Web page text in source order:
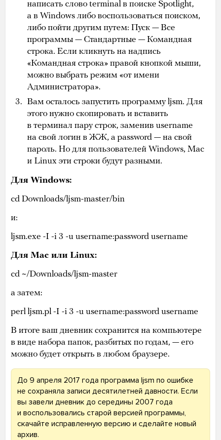
написать слово terminal в поиске Spotlight,
а в Windows либо воспользоваться поиском,
либо пойти другим путем: Пуск — Все
программы — Стандартные — Командная
строка. Если кликнуть на надпись
«Командная строка» правой кнопкой мыши,
можно выбрать режим «от имени
Администратора».
Вам осталось запустить программу ljsm. Для
этого нужно скопировать и вставить
в терминал пару строк, заменив username
на свой логин в ЖЖ, а password — на свой
пароль. Но для пользователей Windows, Mac
и Linux эти строки будут разными.
Для Windows:
cd Downloads/ljsm-master/bin
и:
ljsm.exe -I -i 3 -u username:password username
Для Mac или Linux:
cd ~/Downloads/ljsm-master
а затем:
perl ljsm.pl -I -i 3 -u username:password username
В итоге ваш дневник сохранится на компьютере
в виде набора папок, разбитых по годам, — его
можно будет открыть в любом браузере.
До 9 апреля 2017 года программа ljsm по ошибке
не сохраняла записи десятилетней давности. Если
вы завели дневник до середины 2007 года
и воспользовались старой версией программы,
скачайте исправленную версию и сделайте новый
архив.